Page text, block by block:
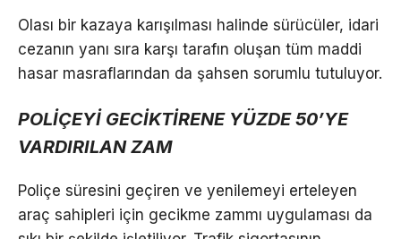
Olası bir kazaya karışılması halinde sürücüler, idari
cezanın yanı sıra karşı tarafın oluşan tüm maddi
hasar masraflarından da şahsen sorumlu tutuluyor.
POLİÇEYİ GECİKTİRENE YÜZDE 50’YE
VARDIRILAN ZAM
Poliçe süresini geçiren ve yenilemeyi erteleyen
araç sahipleri için gecikme zammı uygulaması da